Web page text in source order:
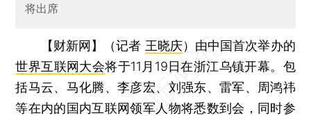
将出席
【财新网】（记者 王晓庆） 由中国首次举办的
世界互联网大会将于11月19日在浙江乌镇开幕。包
括马云、马化腾、李彦宏、刘强东、雷军、周鸿祎
等在内的国内互联网领军人物将悉数到会，同时参